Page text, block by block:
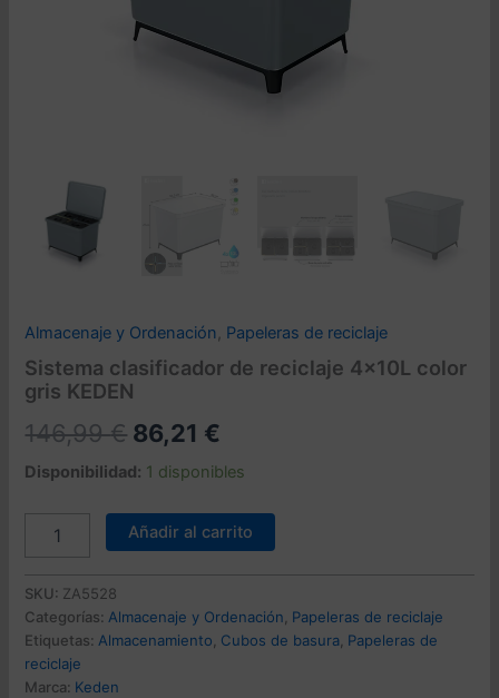
Almacenaje y Ordenación, Papeleras de reciclaje
Sistema clasificador de reciclaje 4x10L color
gris KEDEN
146,99€ El
precio
original
era:
86,21 €
precio
actual
es:
Disponibilidad: 1 disponibles
clasificador
reciclaje
4x10L
color
gris
KEDEN
Añadir al carrito
SKU: ZA5528
Categorías:Almacenaje y Ordenación, Papeleras de reciclaje
Etiquetas:Almacenamiento, Cubos de basura, Papeleras de
reciclaje
Marca: Keden